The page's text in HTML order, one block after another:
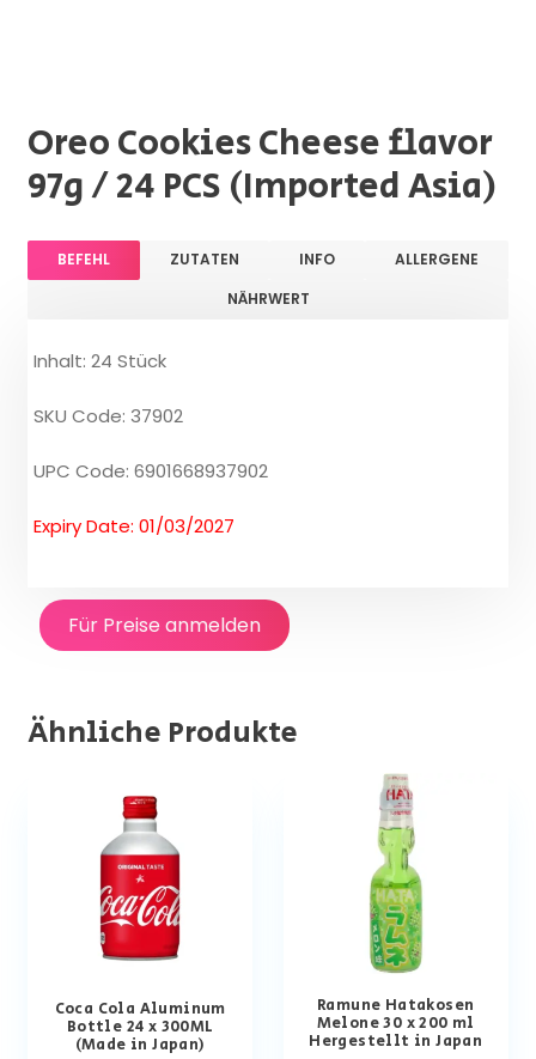
Oreo Cookies Cheese flavor
97g / 24 PCS (Imported Asia)
BEFEHL ZUTATEN INFO
ALLERGENE
NÄHRWERT
Inhalt: 24 Stück
SKU Code: 37902
UPC Code: 6901668937902
Expiry Date: 01/03/2027
Für Preise anmelden
Ähnliche Produkte
Coca Cola Aluminum
Bottle 24 x 300ML
(Made in Japan)
Ramune Hatakosen
Melone 30 x 200 ml
Hergestellt in Japan